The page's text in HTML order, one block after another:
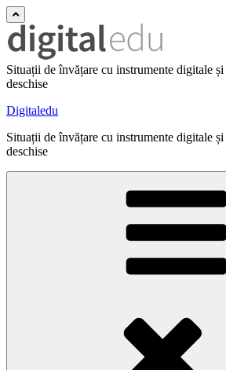
Situații de învățare cu instrumente digitale și
deschise
Digitaledu
Situații de învățare cu instrumente digitale și
deschise